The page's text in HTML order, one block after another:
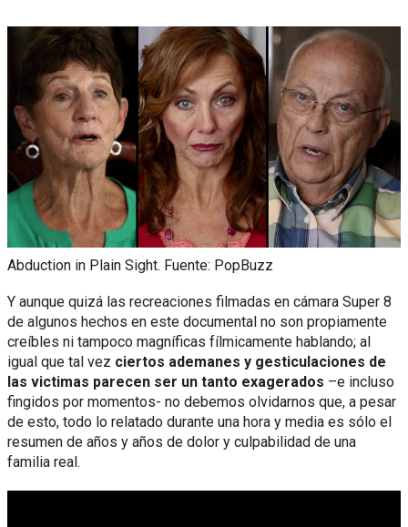
Abduction in Plain Sight. Fuente: PopBuzz
Y aunque quizá las recreaciones filmadas en cámara Super 8
de algunos hechos en este documental no son propiamente
creíbles ni tampoco magníficas fílmicamente hablando; al
igual que tal vez ciertos ademanes y gesticulaciones de
las victimas parecen ser un tanto exagerados –e incluso
fingidos por momentos- no debemos olvidarnos que, a pesar
de esto, todo lo relatado durante una hora y media es sólo el
resumen de años y años de dolor y culpabilidad de una
familia real.